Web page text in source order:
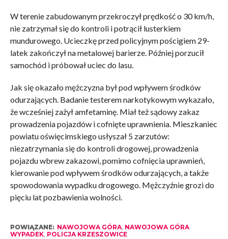
W terenie zabudowanym przekroczył prędkość o 30 km/h,
nie zatrzymał się do kontroli i potrącił lusterkiem
mundurowego. Ucieczkę przed policyjnym pościgiem 29-
latek zakończył na metalowej barierze. Później porzucił
samochód i próbował uciec do lasu.
Jak się okazało mężczyzna był pod wpływem środków
odurzających. Badanie testerem narkotykowym wykazało,
że wcześniej zażył amfetaminę. Miał też sądowy zakaz
prowadzenia pojazdów i cofnięte uprawnienia. Mieszkaniec
powiatu oświęcimskiego usłyszał 5 zarzutów:
niezatrzymania się do kontroli drogowej, prowadzenia
pojazdu wbrew zakazowi, pomimo cofnięcia uprawnień,
kierowanie pod wpływem środków odurzających, a także
spowodowania wypadku drogowego. Mężczyźnie grozi do
pięciu lat pozbawienia wolności.
POWIĄZANE: NAWOJOWA GÓRA, NAWOJOWA GÓRA
WYPADEK, POLICJA KRZESZOWICE